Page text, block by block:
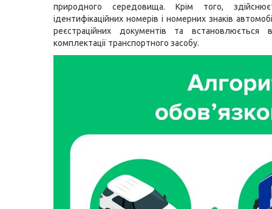
природного середовища. Крім того,
ідентифікаційних номерів і номерних знаків
реєстраційних документів та встановлюється
комплектації транспортного засобу.